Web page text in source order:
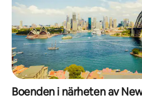
Boenden i närheten av